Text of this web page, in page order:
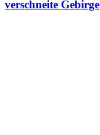
verschneite Gebirge